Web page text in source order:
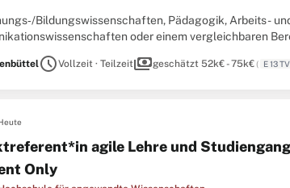
Bildungswissenschaften, Pädagogik, Arbeits-
oder einem vergleichbaren
scheduleVollzeit · Teilzeitpaymentsgeschätzt 52k€ - 75k€( E 13
agile Lehre und
Only